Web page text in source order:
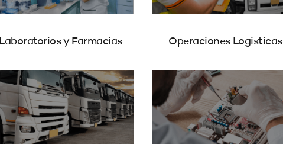
Laboratorios y Farmacias Operaciones Logisticas